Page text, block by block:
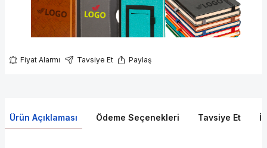
Fiyat Alarmı Tavsiye Et Paylaş
Ürün Açıklaması Ödeme Seçenekleri Tavsiye Et